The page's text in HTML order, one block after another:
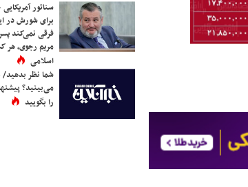
سناتور
برای شورش در
فرقی نمی‌کند
مریم رجوی،
اسلامی
شما نظر بدهید/
می‌بینید؟
را بگویید